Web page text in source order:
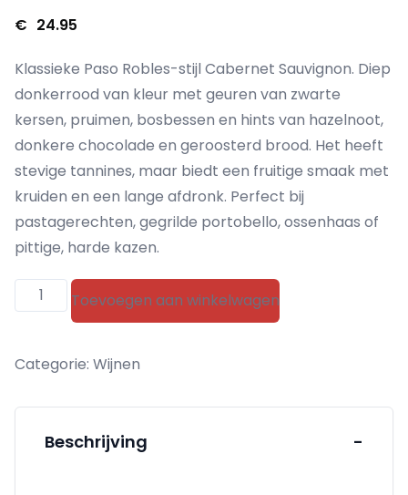
€ 24.95
Klassieke Paso Robles-stijl Cabernet Sauvignon. Diep
donkerrood van kleur met geuren van zwarte
kersen, pruimen, bosbessen en hints van hazelnoot,
donkere chocolade en geroosterd brood. Het heeft
stevige tannines, maar biedt een fruitige smaak met
kruiden en een lange afdronk. Perfect bij
pastagerechten, gegrilde portobello, ossenhaas of
pittige, harde kazen.
Lohr
Robles
aantal
Toevoegen aan winkelwagen
Categorie: Wijnen
Beschrijving -